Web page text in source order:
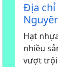
Địa chỉ
Hạt
nhiều
vượt